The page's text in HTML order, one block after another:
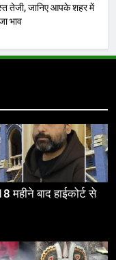
तेजी, जानिए आपके शहर में
भाव
महीने बाद हाईकोर्ट से